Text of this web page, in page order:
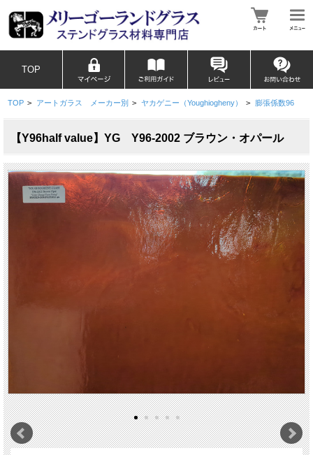
TOP
TOP > アートガラス メーカー別 > ヤカゲニー（Youghiogheny） > 膨張係数96
【Y96half value】YG Y96-2002 ブラウン・オパール